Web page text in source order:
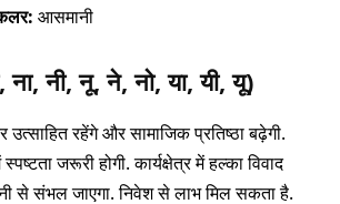
आसमानी
ना, नी, नू, ने, नो, या, यी, यू)
रहेंगे और सामाजिक प्रतिष्ठा बढ़ेगी.
जरूरी होगी. कार्यक्षेत्र में हल्का विवाद
से संभल जाएगा. निवेश से लाभ मिल सकता है.